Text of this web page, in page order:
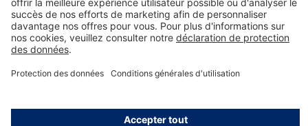
A propos de Dräger
Informations